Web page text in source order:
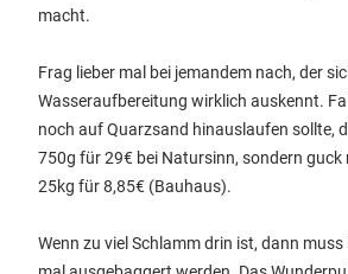
macht.
Frag lieber mal bei jemandem nach, der
Wasseraufbereitung wirklich auskennt.
noch auf Quarzsand hinauslaufen sollte,
750g für 29€ bei Natursinn, sondern
25kg für 8,85€ (Bauhaus).
Wenn zu viel Schlamm drin ist, dann